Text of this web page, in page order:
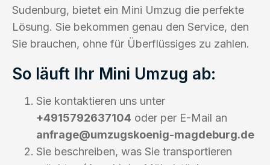
Sudenburg, bietet ein Mini Umzug die perfekte
Lösung. Sie bekommen genau den Service, den
Sie brauchen, ohne für Überflüssiges zu zahlen.
So läuft Ihr Mini Umzug ab:
Sie kontaktieren uns unter
+4915792637104 oder per E-Mail an
anfrage@umzugskoenig-magdeburg.de
Sie beschreiben, was Sie transportieren